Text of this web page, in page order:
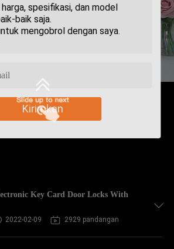
Kirimkan
Key Card Door Locks With
2022-02-09 2929 pandangan